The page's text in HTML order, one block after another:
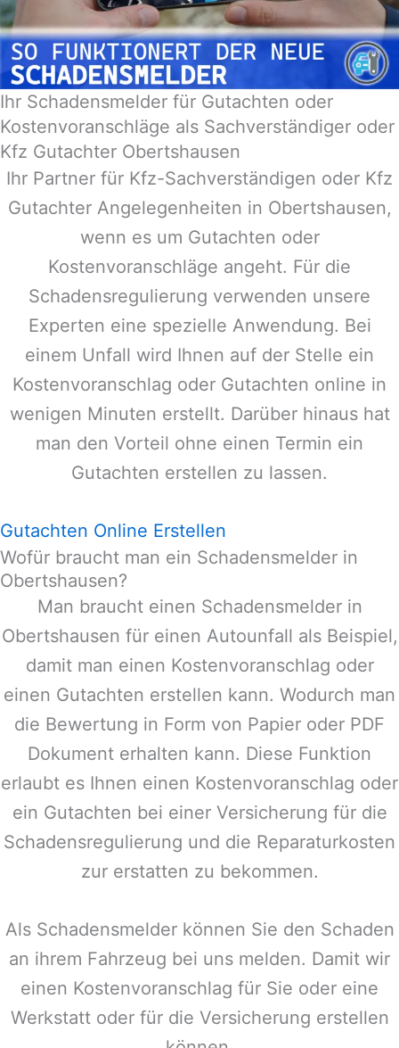
Ihr Schadensmelder für Gutachten oder
Kostenvoranschläge als Sachverständiger oder
Kfz Gutachter Obertshausen
Ihr Partner für Kfz-Sachverständigen oder Kfz
Gutachter Angelegenheiten in Obertshausen,
wenn es um Gutachten oder
Kostenvoranschläge angeht. Für die
Schadensregulierung verwenden unsere
Experten eine spezielle Anwendung. Bei
einem Unfall wird Ihnen auf der Stelle ein
Kostenvoranschlag oder Gutachten online in
wenigen Minuten erstellt. Darüber hinaus hat
man den Vorteil ohne einen Termin ein
Gutachten erstellen zu lassen.
Gutachten Online Erstellen
Wofür braucht man ein Schadensmelder in
Obertshausen?
Man braucht einen Schadensmelder in
Obertshausen für einen Autounfall als Beispiel,
damit man einen Kostenvoranschlag oder
einen Gutachten erstellen kann. Wodurch man
die Bewertung in Form von Papier oder PDF
Dokument erhalten kann. Diese Funktion
erlaubt es Ihnen einen Kostenvoranschlag oder
ein Gutachten bei einer Versicherung für die
Schadensregulierung und die Reparaturkosten
zur erstatten zu bekommen.
Als Schadensmelder können Sie den Schaden
an ihrem Fahrzeug bei uns melden. Damit wir
einen Kostenvoranschlag für Sie oder eine
Werkstatt oder für die Versicherung erstellen